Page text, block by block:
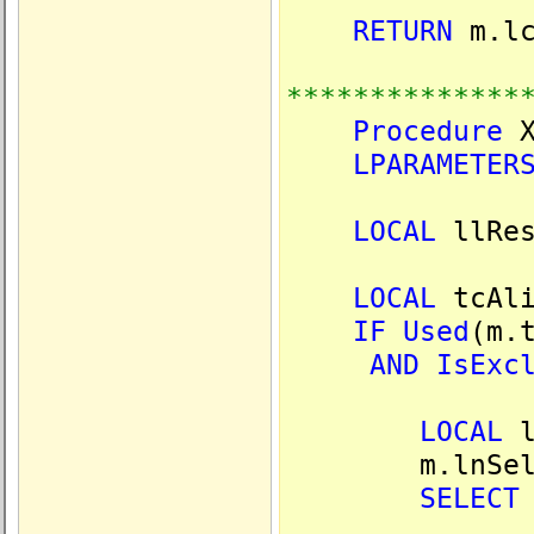
RETURN
Procedure
LOCAL
LOCAL
IF Used
AND
LOCAL
SELECT